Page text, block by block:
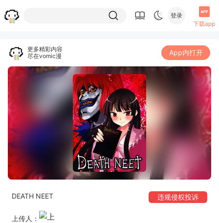
登录
下载app
更多精彩内容
尽在vomic漫
App内打开
DEATH NEET 违规侵权投诉
上传人：